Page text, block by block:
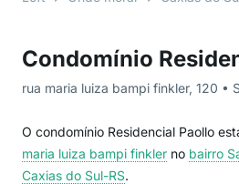
Condomínio
rua maria luiza bampi finkler, 120 •
O condomínio Residencial Paollo
maria luiza bampi finkler no bairro
Caxias do Sul-RS.